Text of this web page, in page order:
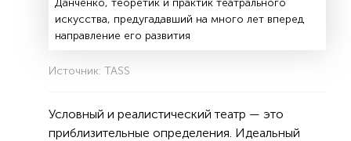
Источник: TASS
Условный и реалистический театр — это
приблизительные определения. Идеальный